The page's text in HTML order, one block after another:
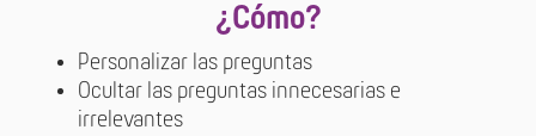
¿Cómo?
Personalizar las preguntas
Ocultar las preguntas innecesarias e
irrelevantes